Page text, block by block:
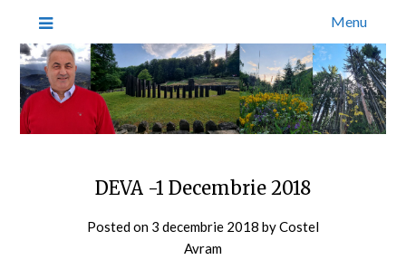
Menu
DEVA -1 Decembrie 2018
Posted on 3 decembrie 2018 byCostel
Avram